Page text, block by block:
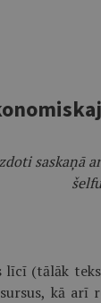
saskaņā
līcī (tālāk
kā